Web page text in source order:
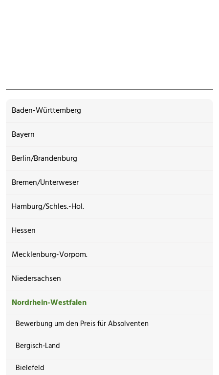
Baden-Württemberg
Bayern
Berlin/Brandenburg
Bremen/Unterweser
Hamburg/Schles.-Hol.
Hessen
Mecklenburg-Vorpom.
Niedersachsen
Nordrhein-Westfalen
Bewerbung um den Preis für Absolventen
Bergisch-Land
Bielefeld